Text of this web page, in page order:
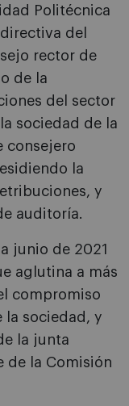
Politécnica
del
rector de
de la
del sector
sociedad de la
consejero
la
y
auditoría.
junio de 2021
aglutina a más
compromiso
la sociedad, y
la junta
de la Comisión